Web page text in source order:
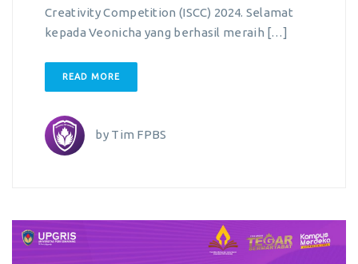
Creativity Competition (ISCC) 2024. Selamat
kepada Veonicha yang berhasil meraih […]
READ MORE
by Tim FPBS